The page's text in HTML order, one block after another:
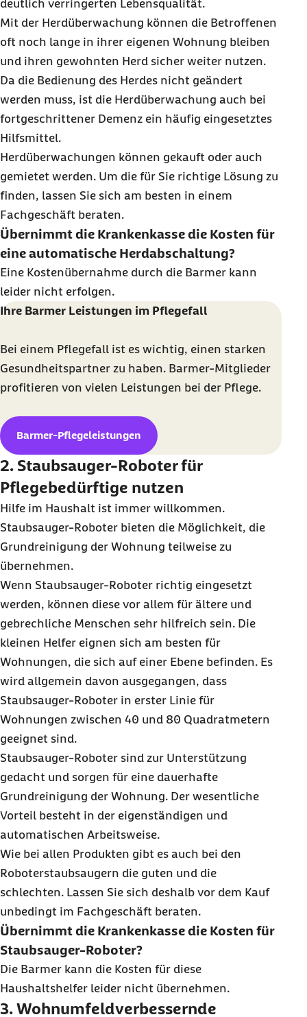
deutlich verringerten Lebensqualität.
Mit der Herdüberwachung können die Betroffenen
oft noch lange in ihrer eigenen Wohnung bleiben
und ihren gewohnten Herd sicher weiter nutzen.
Da die Bedienung des Herdes nicht geändert
werden muss, ist die Herdüberwachung auch bei
fortgeschrittener Demenz ein häufig eingesetztes
Hilfsmittel.
Herdüberwachungen können gekauft oder auch
gemietet werden. Um die für Sie richtige Lösung zu
finden, lassen Sie sich am besten in einem
Fachgeschäft beraten.
Übernimmt die Krankenkasse die Kosten für
eine automatische Herdabschaltung?
Eine Kostenübernahme durch die Barmer kann
leider nicht erfolgen.
Ihre Barmer Leistungen im Pflegefall
Bei einem Pflegefall ist es wichtig, einen starken
Gesundheitspartner zu haben. Barmer-Mitglieder
profitieren von vielen Leistungen bei der Pflege.
Barmer-Pflegeleistungen
2. Staubsauger-Roboter für
Pflegebedürftige nutzen
Hilfe im Haushalt ist immer willkommen.
Staubsauger-Roboter bieten die Möglichkeit, die
Grundreinigung der Wohnung teilweise zu
übernehmen.
Wenn Staubsauger-Roboter richtig eingesetzt
werden, können diese vor allem für ältere und
gebrechliche Menschen sehr hilfreich sein. Die
kleinen Helfer eignen sich am besten für
Wohnungen, die sich auf einer Ebene befinden. Es
wird allgemein davon ausgegangen, dass
Staubsauger-Roboter in erster Linie für
Wohnungen zwischen 40 und 80 Quadratmetern
geeignet sind.
Staubsauger-Roboter sind zur Unterstützung
gedacht und sorgen für eine dauerhafte
Grundreinigung der Wohnung. Der wesentliche
Vorteil besteht in der eigenständigen und
automatischen Arbeitsweise.
Wie bei allen Produkten gibt es auch bei den
Roboterstaubsaugern die guten und die
schlechten. Lassen Sie sich deshalb vor dem Kauf
unbedingt im Fachgeschäft beraten.
Übernimmt die Krankenkasse die Kosten für
Staubsauger-Roboter?
Die Barmer kann die Kosten für diese
Haushaltshelfer leider nicht übernehmen.
3. Wohnumfeldverbessernde